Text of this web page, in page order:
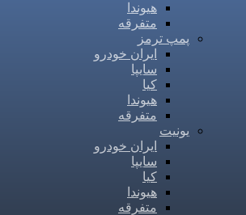
هیوندا
متفرقه
پمپ ترمز
ایران خودرو
سایپا
کیا
هیوندا
متفرقه
یونیت
ایران خودرو
سایپا
کیا
هیوندا
متفرقه